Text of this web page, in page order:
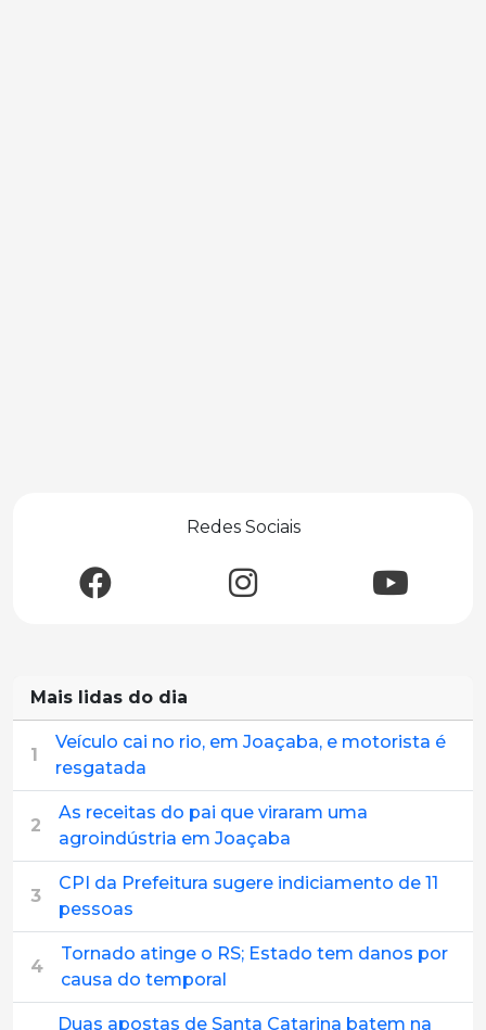
Redes Sociais
Mais lidas do dia
1
Veículo cai no rio, em Joaçaba, e motorista é
resgatada
2
As receitas do pai que viraram uma
agroindústria em Joaçaba
3
CPI da Prefeitura sugere indiciamento de 11
pessoas
4
Tornado atinge o RS; Estado tem danos por
causa do temporal
Duas apostas de Santa Catarina batem na